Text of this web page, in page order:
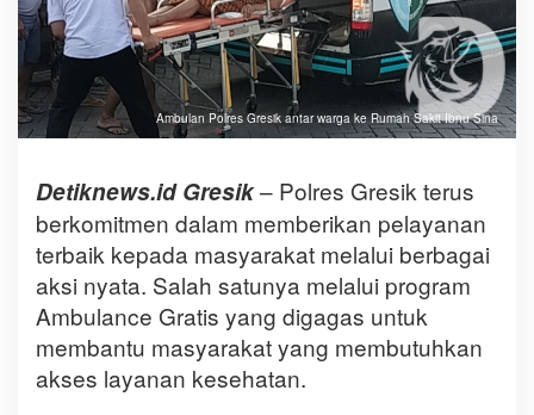
Ambulan Polres Gresik antar warga ke Rumah Sakit Ibnu Sina
Detiknews.id Gresik– Polres Gresik terus
berkomitmen dalam memberikan pelayanan
terbaik kepada masyarakat melalui berbagai
aksi nyata. Salah satunya melalui program
Ambulance Gratis yang digagas untuk
membantu masyarakat yang membutuhkan
akses layanan kesehatan.